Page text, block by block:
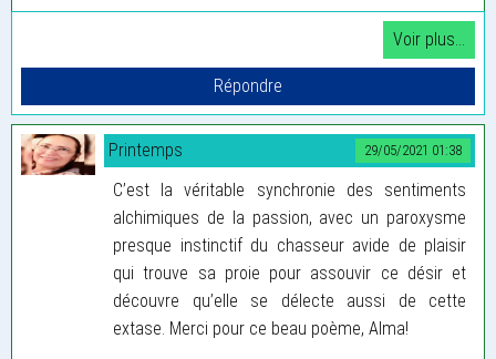
29/05/2021 01:38
Printemps
C’est la véritable synchronie des sentiments
alchimiques de la passion, avec un paroxysme
presque instinctif du chasseur avide de plaisir
qui trouve sa proie pour assouvir ce désir et
découvre qu’elle se délecte aussi de cette
extase. Merci pour ce beau poème, Alma!